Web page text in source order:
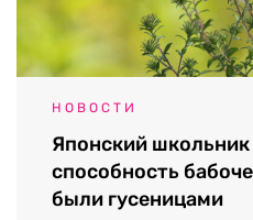
НОВОСТИ
Японский
способность
были гусеницами